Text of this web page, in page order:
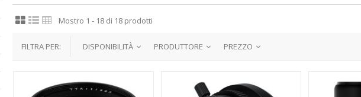
Mostro 1 - 18 di 18 prodotti
FILTRA PER: DISPONIBILITÀ PRODUTTORE PREZZO